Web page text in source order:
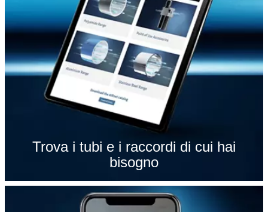
Trova i tubi e i raccordi di cui hai
bisogno